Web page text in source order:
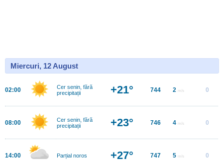
Miercuri, 12 August
02:00
Cer senin, fără
precipitații
+21° 744 2 m/s 0
08:00
Cer senin, fără
precipitații
+23° 746 4 m/s 0
14:00 Parțial noros +27° 747 5 m/s 0